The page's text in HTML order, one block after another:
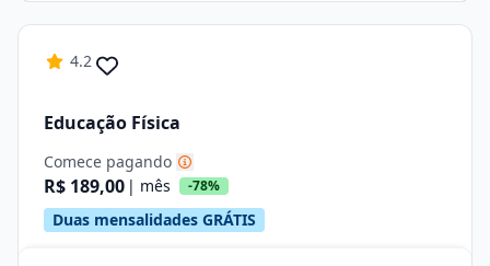
4.2
Educação Física
Comece pagando
R$ 189,00 | mês -78%
Duas mensalidades GRÁTIS